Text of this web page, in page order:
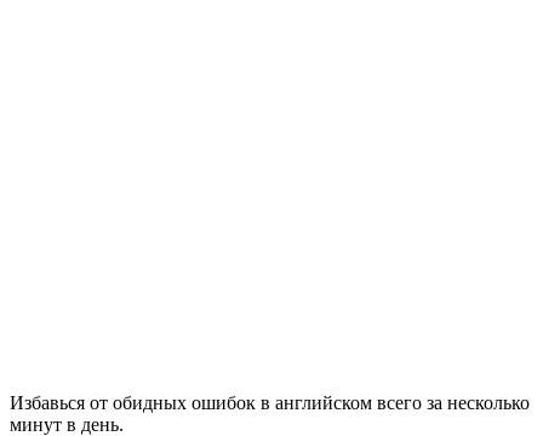
Избавься от обидных ошибок в английском всего за несколько
минут в день.